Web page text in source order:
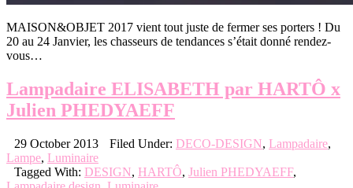
MAISON&OBJET 2017 vient tout juste de fermer ses porters ! Du
20 au 24 Janvier, les chasseurs de tendances s’était donné rendez-
vous…
Lampadaire ELISABETH par HARTÔ x
Julien PHEDYAEFF
29 October 2013 Filed Under: DECO-DESIGN, Lampadaire,
Lampe, Luminaire
Tagged With: DESIGN, HARTÔ, Julien PHEDYAEFF,